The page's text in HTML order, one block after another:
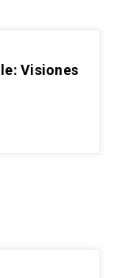
Visiones